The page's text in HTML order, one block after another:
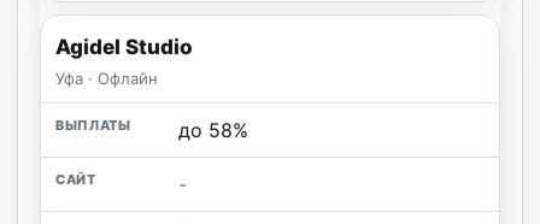
Agidel Studio
Уфа · Офлайн
до 58%
-